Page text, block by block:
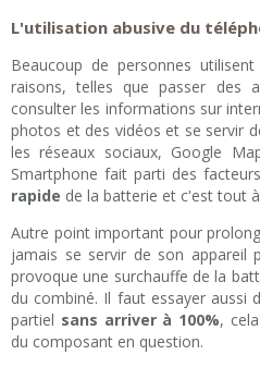
L'utilisation abusive du
Beaucoup de personnes
raisons, telles que passer des
consulter les informations sur
photos et des vidéos et se servir
les réseaux sociaux, Google
Smartphone fait parti des
rapide de la batterie et c'est tout
Autre point important pour
jamais se servir de son appareil
provoque une surchauffe de la
du combiné. Il faut essayer aussi
partiel sans arriver à 100%,
du composant en question.